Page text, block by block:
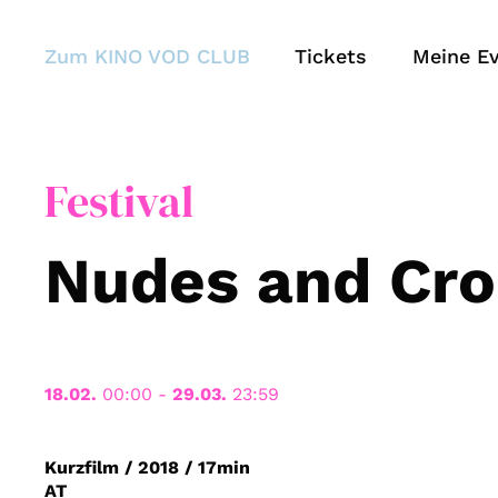
Zum KINO VOD CLUB Tickets Meine
Festival
Nudes and
18.02. 00:00 - 29.03. 23:59
Kurzfilm / 2018 / 17min
AT